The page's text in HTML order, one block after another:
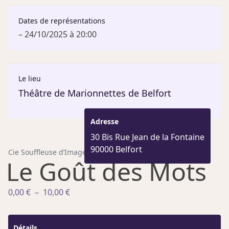
Dates de représentations
– 24/10/2025 à 20:00
Le lieu
Théâtre de Marionnettes de Belfort
Adresse
30 Bis Rue Jean de la Fontaine
90000 Belfort
Cie Souffleuse d’Images
Le Goût des Mots
0,00€ – 10,00€Plage
prix :